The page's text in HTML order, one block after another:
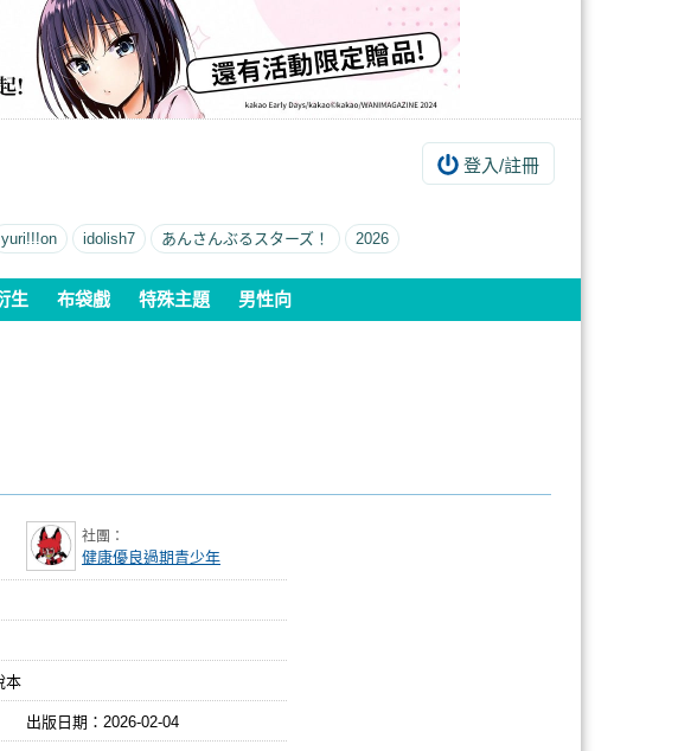
登入/註冊
yuri!!!on idolish7 あんさんぶるスターズ！ 2026
生 布袋戲 特殊主題 男性向
社團：
健康優良過期青少年
本
出版日期： 2026-02-04